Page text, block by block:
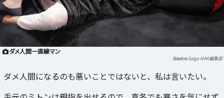
ダメ人間一直線マン
Saiga NAK編集部
ダメ人間になるのも悪いことではないと、私は言いたい。